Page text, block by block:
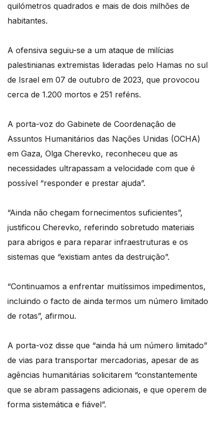
quilómetros quadrados e mais de dois milhões de
habitantes.
A ofensiva seguiu-se a um ataque de milícias
palestinianas extremistas lideradas pelo Hamas no sul
de Israel em 07 de outubro de 2023, que provocou
cerca de 1.200 mortos e 251 reféns.
A porta-voz do Gabinete de Coordenação de
Assuntos Humanitários das Nações Unidas (OCHA)
em Gaza, Olga Cherevko, reconheceu que as
necessidades ultrapassam a velocidade com que é
possível “responder e prestar ajuda”.
“Ainda não chegam fornecimentos suficientes”,
justificou Cherevko, referindo sobretudo materiais
para abrigos e para reparar infraestruturas e os
sistemas que “existiam antes da destruição”.
“Continuamos a enfrentar muitíssimos impedimentos,
incluindo o facto de ainda termos um número limitado
de rotas”, afirmou.
A porta-voz disse que “ainda há um número limitado”
de vias para transportar mercadorias, apesar de as
agências humanitárias solicitarem “constantemente
que se abram passagens adicionais, e que operem de
forma sistemática e fiável”.